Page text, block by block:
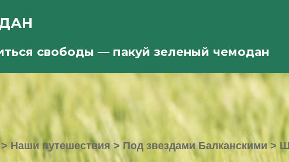
свободы — пакуй зеленый чемодан
> Наши путешествия> Под звездами Балканскими >